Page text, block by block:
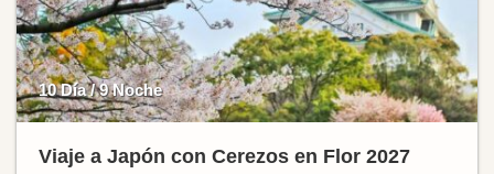
10 Día / 9 Noche
Viaje a Japón con Cerezos en Flor 2027